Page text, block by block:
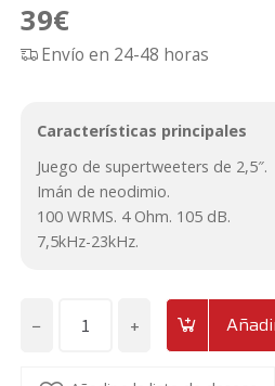
39€
Envío en 24-48 horas
Características principales
Juego de supertweeters de 2,5″.
Imán de neodimio.
100 WRMS. 4 Ohm. 105 dB.
7,5kHz-23kHz.
− +